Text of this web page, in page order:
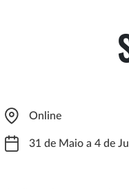
Online
31 de Maio a 4 de